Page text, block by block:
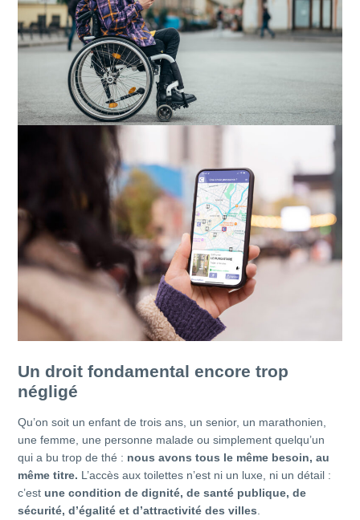
Un droit fondamental encore trop
négligé
Qu’on soit un enfant de trois ans, un senior, un marathonien,
une femme, une personne malade ou simplement quelqu’un
qui a bu trop de thé : nous avons tous le même besoin, au
même titre. L’accès aux toilettes n’est ni un luxe, ni un détail :
c’est une condition de dignité, de santé publique, de
sécurité, d’égalité et d’attractivité des villes